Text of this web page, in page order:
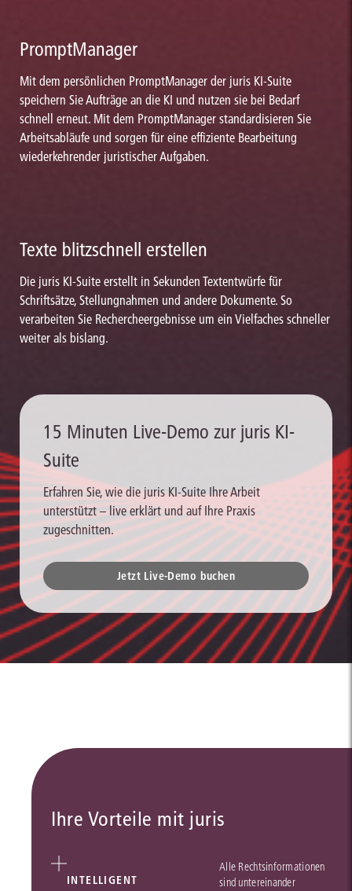
PromptManager
Mit dem persönlichen PromptManager der juris KI-Suite
speichern Sie Aufträge an die KI und nutzen sie bei Bedarf
schnell erneut. Mit dem PromptManager standardisieren Sie
Arbeitsabläufe und sorgen für eine effiziente Bearbeitung
wiederkehrender juristischer Aufgaben.
Texte blitzschnell erstellen
Die juris KI-Suite erstellt in Sekunden Textentwürfe für
Schriftsätze, Stellungnahmen und andere Dokumente. So
verarbeiten Sie Rechercheergebnisse um ein Vielfaches schneller
weiter als bislang.
15 Minuten Live-Demo zur juris KI-
Suite
Erfahren Sie, wie die juris KI-Suite Ihre Arbeit
unterstützt – live erklärt und auf Ihre Praxis
zugeschnitten.
Jetzt Live-Demo buchen
Ihre Vorteile mit juris
INTELLIGENT
Alle Rechtsinformationen
sind untereinander